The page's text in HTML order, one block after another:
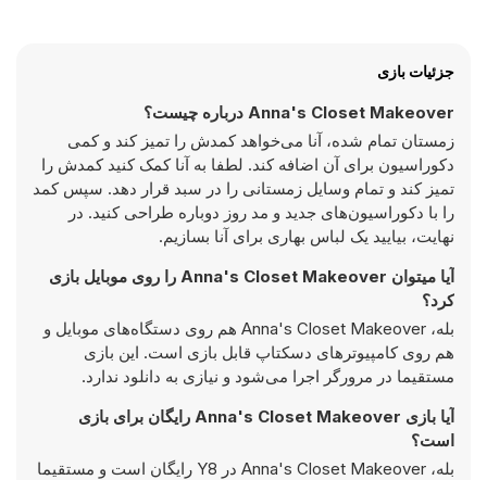
جزئیات بازی
Anna's Closet Makeover درباره چیست؟
زمستان تمام شده، آنا می‌خواهد کمدش را تمیز کند و کمی
دکوراسیون برای آن اضافه کند. لطفا به آنا کمک کنید کمدش را
تمیز کند و تمام وسایل زمستانی را در سبد قرار دهد. سپس کمد
را با دکوراسیون‌های جدید و مد روز دوباره طراحی کنید. در
نهایت، بیایید یک لباس بهاری برای آنا بسازیم.
آیا میتوان Anna's Closet Makeover را روی موبایل بازی
کرد؟
بله، Anna's Closet Makeover هم روی دستگاه‌های موبایل و
هم روی کامپیوترهای دسکتاپ قابل بازی است. این بازی
مستقیما در مرورگر اجرا می‌شود و نیازی به دانلود ندارد.
آیا بازی Anna's Closet Makeover رایگان برای بازی
است؟
بله، Anna's Closet Makeover در Y8 رایگان است و مستقیما